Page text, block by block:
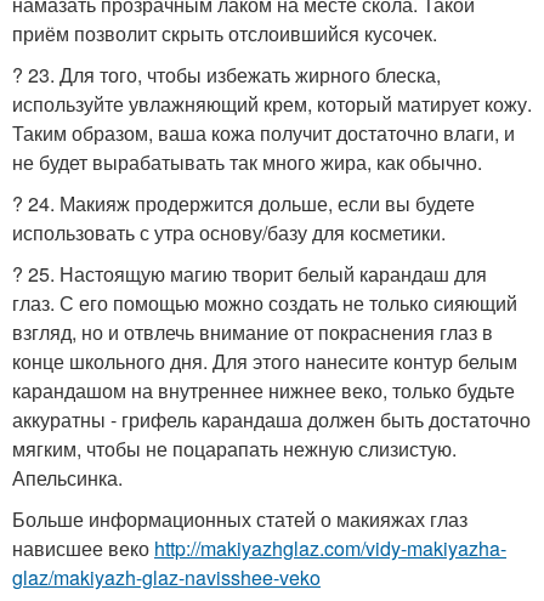
приём позволит скрыть отслоившийся кусочек.
? 23. Для того, чтобы избежать жирного блеска,
используйте увлажняющий крем, который матирует кожу.
Таким образом, ваша кожа получит достаточно влаги, и
не будет вырабатывать так много жира, как обычно.
? 24. Макияж продержится дольше, если вы будете
использовать с утра основу/базу для косметики.
? 25. Настоящую магию творит белый карандаш для
глаз. С его помощью можно создать не только сияющий
взгляд, но и отвлечь внимание от покраснения глаз в
конце школьного дня. Для этого нанесите контур белым
карандашом на внутреннее нижнее веко, только будьте
аккуратны - грифель карандаша должен быть достаточно
мягким, чтобы не поцарапать нежную слизистую.
Апельсинка.
Больше информационных статей о макияжах глаз
нависшее веко http://makiyazhglaz.com/vidy-makiyazha-
glaz/makiyazh-glaz-navisshee-veko